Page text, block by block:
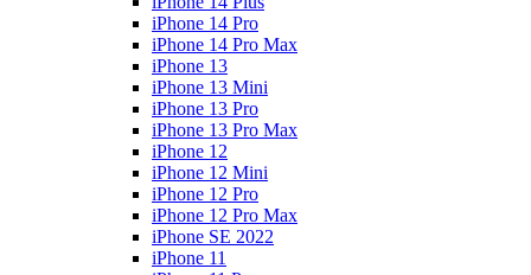
iPhone 14 Pro
iPhone 14 Pro Max
iPhone 13
iPhone 13 Mini
iPhone 13 Pro
iPhone 13 Pro Max
iPhone 12
iPhone 12 Mini
iPhone 12 Pro
iPhone 12 Pro Max
iPhone SE 2022
iPhone 11